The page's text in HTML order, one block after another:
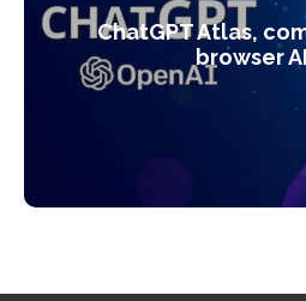
ChatGPT Atlas,
browser